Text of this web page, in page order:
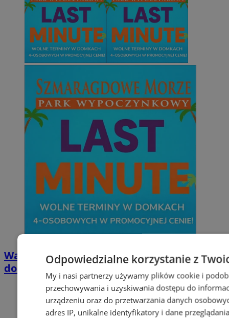
Wakacyjny wypoczynek nad Bałtykiem w
domkach Szmaragdowe Morze
Odpowiedzialne korzystanie z
My i nasi partnerzy używamy plików cookie i
przechowywania i uzyskiwania dostępu do
urządzeniu oraz do przetwarzania danych
adres IP, unikalne identyfikatory i dane